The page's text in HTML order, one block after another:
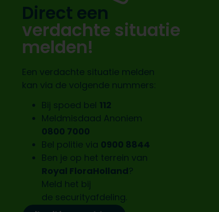
Direct een
verdachte situatie
melden!
Een verdachte situatie melden
kan via de volgende nummers:
Bij spoed bel 112
Meldmisdaad Anoniem
0800 7000
Bel politie via 0900 8844
Ben je op het terrein van
Royal FloraHolland?
Meld het bij
de securityafdeling.